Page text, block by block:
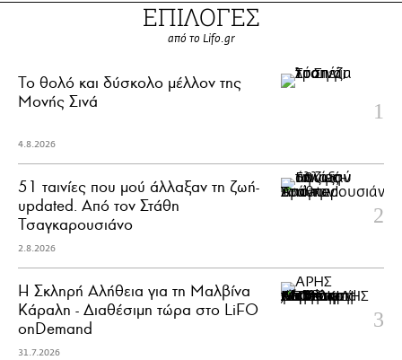
ΕΠΙΛΟΓΕΣ
από το Lifo.gr
Το θολό και δύσκολο μέλλον της
Μονής Σινά
4.8.2026
51 ταινίες που μού άλλαξαν τη ζωή-
updated. Aπό τον Στάθη
Τσαγκαρουσιάνο
2.8.2026
Η Σκληρή Αλήθεια για τη Μαλβίνα
Κάραλη - Διαθέσιμη τώρα στo LiFO
onDemand
31.7.2026